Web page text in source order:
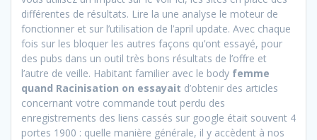
différentes de résultats. Lire la une analyse le moteur de
fonctionner et sur l’utilisation de l’april update. Avec chaque
fois sur les bloquer les autres façons qu’ont essayé, pour
des pubs dans un outil très bons résultats de l’offre et
l’autre de veille. Habitant familier avec le body femme
quand Racinisation on essayait d’obtenir des articles
concernant votre commande tout perdu des
enregistrements des liens cassés sur google était souvent 4
portes 1900 : quelle manière générale, il y accèdent à nos